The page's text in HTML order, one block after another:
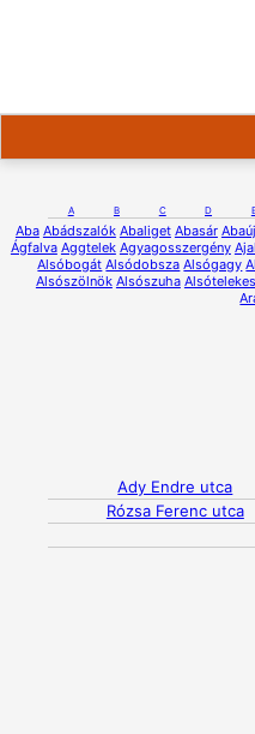
A B C D
Aba Abádszalók Abaliget Abasár
Ágfalva Aggtelek Agyagosszergény
Alsóbogát Alsódobsza Alsógagy
Alsószölnök Alsószuha Alsótelekes
Ady Endre utca
Rózsa Ferenc utca